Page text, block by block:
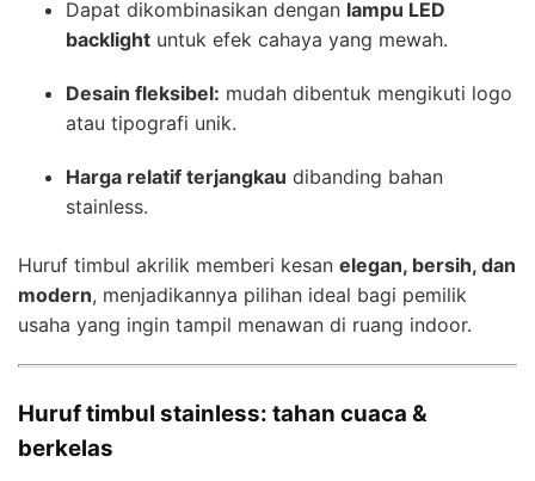
Dapat dikombinasikan dengan lampu LED
backlight untuk efek cahaya yang mewah.
Desain fleksibel: mudah dibentuk mengikuti logo
atau tipografi unik.
Harga relatif terjangkau dibanding bahan
stainless.
Huruf timbul akrilik memberi kesan elegan, bersih, dan
modern, menjadikannya pilihan ideal bagi pemilik
usaha yang ingin tampil menawan di ruang indoor.
Huruf timbul stainless: tahan cuaca &
berkelas